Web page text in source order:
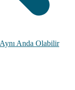
Anda Olabilir